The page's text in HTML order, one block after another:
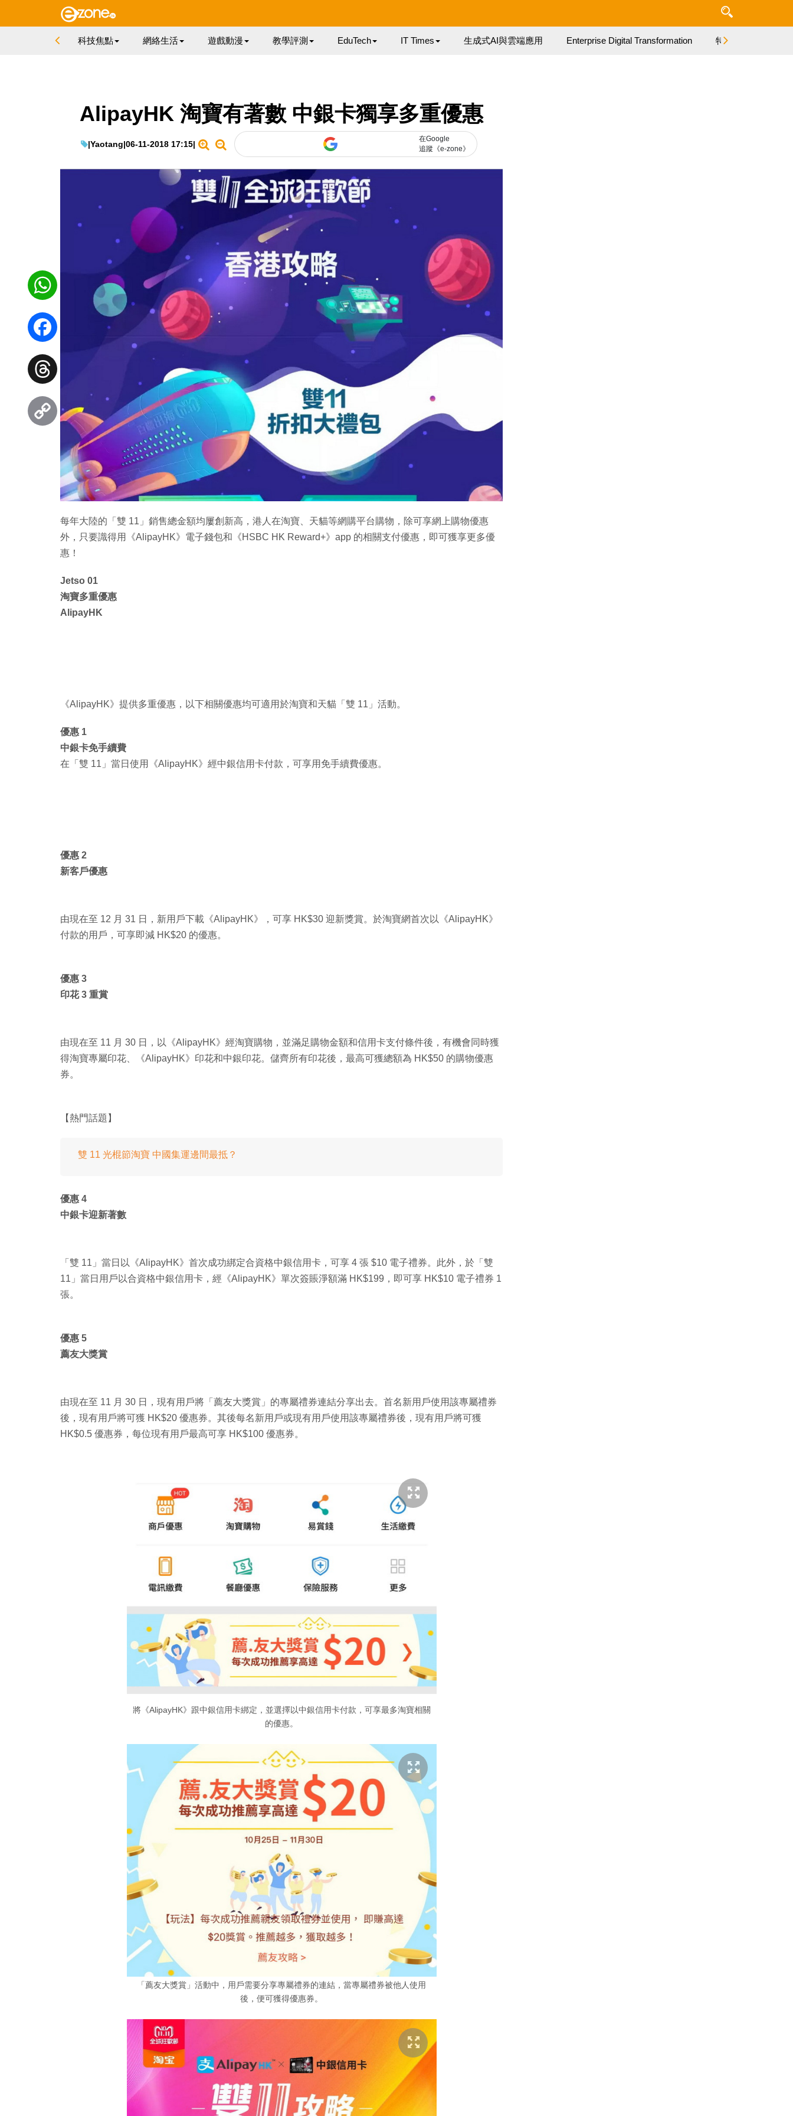
科技焦點 網絡生活 遊戲動漫 教學評測 EduTech IT Times 生成式AI與雲端應用 Enterprise Digital Transformation 特集
AlipayHK 淘寶有著數 中銀卡獨享多重優惠
|Yaotang|06-11-2018 17:15|
在Google
追蹤《e-zone》
每年大陸的「雙 11」銷售總金額均屢創新高，港人在淘寶、天貓等網購平台購物，除可享網上購物優惠
外，只要識得用《AlipayHK》電子錢包和《HSBC HK Reward+》app 的相關支付優惠，即可獲享更多優
惠！
Jetso 01
淘寶多重優惠
AlipayHK
《AlipayHK》提供多重優惠，以下相關優惠均可適用於淘寶和天貓「雙 11」活動。
優惠 1
中銀卡免手續費
在「雙 11」當日使用《AlipayHK》經中銀信用卡付款，可享用免手續費優惠。
優惠 2
新客戶優惠
由現在至 12 月 31 日，新用戶下載《AlipayHK》，可享 HK$30 迎新獎賞。於淘寶網首次以《AlipayHK》
付款的用戶，可享即減 HK$20 的優惠。
優惠 3
印花 3 重賞
由現在至 11 月 30 日，以《AlipayHK》經淘寶購物，並滿足購物金額和信用卡支付條件後，有機會同時獲
得淘寶專屬印花、《AlipayHK》印花和中銀印花。儲齊所有印花後，最高可獲總額為 HK$50 的購物優惠
券。
【熱門話題】
雙 11 光棍節淘寶 中國集運邊間最抵？
優惠 4
中銀卡迎新著數
「雙 11」當日以《AlipayHK》首次成功綁定合資格中銀信用卡，可享 4 張 $10 電子禮券。此外，於「雙
11」當日用戶以合資格中銀信用卡，經《AlipayHK》單次簽賬淨額滿 HK$199，即可享 HK$10 電子禮券 1
張。
優惠 5
薦友大獎賞
由現在至 11 月 30 日，現有用戶將「薦友大獎賞」的專屬禮券連結分享出去。首名新用戶使用該專屬禮券
後，現有用戶將可獲 HK$20 優惠券。其後每名新用戶或現有用戶使用該專屬禮券後，現有用戶將可獲
HK$0.5 優惠券，每位現有用戶最高可享 HK$100 優惠券。
將《AlipayHK》跟中銀信用卡綁定，並選擇以中銀信用卡付款，可享最多淘寶相關
的優惠。
「薦友大獎賞」活動中，用戶需要分享專屬禮券的連結，當專屬禮券被他人使用
後，便可獲得優惠券。
WhatsApp
Facebook
Threads
Link